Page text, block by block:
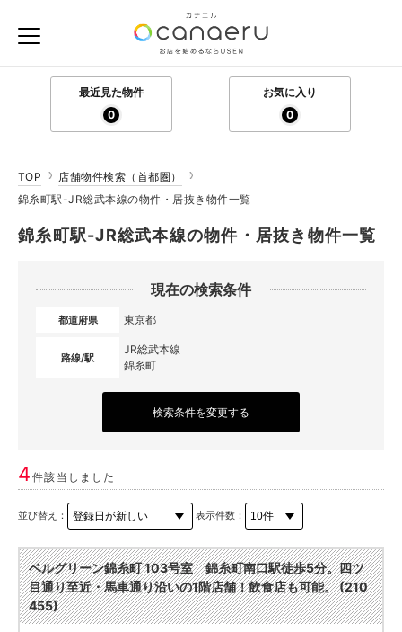
最近見た物件
0
お気に入り
0
TOP
店舗物件検索（首都圏）
錦糸町駅-JR総武本線の物件・居抜き物件一覧
錦糸町駅-JR総武本線の物件・居抜き物件一覧
現在の検索条件
都道府県 東京都
路線/駅
JR総武本線
錦糸町
検索条件を変更する
4件該当しました
並び替え： 表示件数：
ベルグリーン錦糸町 103号室 錦糸町南口駅徒歩5分。四ツ
目通り至近・馬車通り沿いの1階店舗！飲食店も可能。 (210
455)